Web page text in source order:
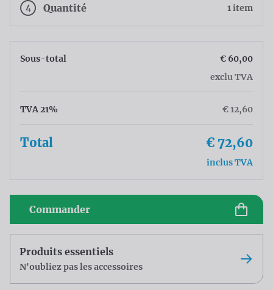
4 Quantité 1 item
Sous-total
€ 60,00
exclu TVA
TVA 21% € 12,60
Total € 72,60
inclus TVA
Commander
Produits essentiels
N'oubliez pas les accessoires